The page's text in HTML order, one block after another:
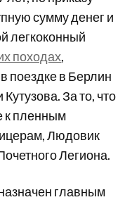
сумму денег и
легкоконный
походах,
поездке в Берлин
За то, что
к пленным
Людовик
Легиона.
главным